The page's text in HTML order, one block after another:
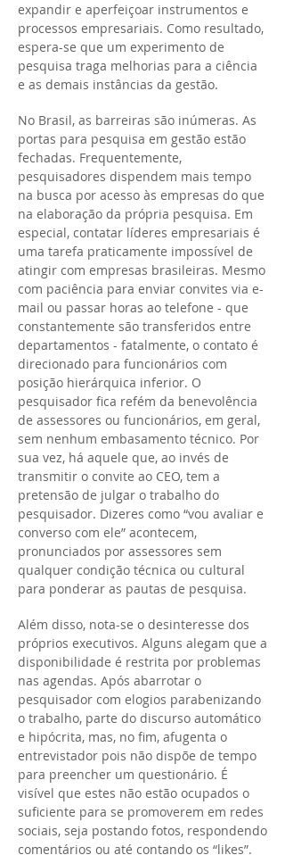
expandir e aperfeiçoar instrumentos e
processos empresariais. Como resultado,
espera-se que um experimento de
pesquisa traga melhorias para a ciência
e as demais instâncias da gestão.
No Brasil, as barreiras são inúmeras. As
portas para pesquisa em gestão estão
fechadas. Frequentemente,
pesquisadores dispendem mais tempo
na busca por acesso às empresas do que
na elaboração da própria pesquisa. Em
especial, contatar líderes empresariais é
uma tarefa praticamente impossível de
atingir com empresas brasileiras. Mesmo
com paciência para enviar convites via e-
mail ou passar horas ao telefone - que
constantemente são transferidos entre
departamentos - fatalmente, o contato é
direcionado para funcionários com
posição hierárquica inferior. O
pesquisador fica refém da benevolência
de assessores ou funcionários, em geral,
sem nenhum embasamento técnico. Por
sua vez, há aquele que, ao invés de
transmitir o convite ao CEO, tem a
pretensão de julgar o trabalho do
pesquisador. Dizeres como “vou avaliar e
converso com ele” acontecem,
pronunciados por assessores sem
qualquer condição técnica ou cultural
para ponderar as pautas de pesquisa.
Além disso, nota-se o desinteresse dos
próprios executivos. Alguns alegam que a
disponibilidade é restrita por problemas
nas agendas. Após abarrotar o
pesquisador com elogios parabenizando
o trabalho, parte do discurso automático
e hipócrita, mas, no fim, afugenta o
entrevistador pois não dispõe de tempo
para preencher um questionário. É
visível que estes não estão ocupados o
suficiente para se promoverem em redes
sociais, seja postando fotos, respondendo
comentários ou até contando os “likes”.